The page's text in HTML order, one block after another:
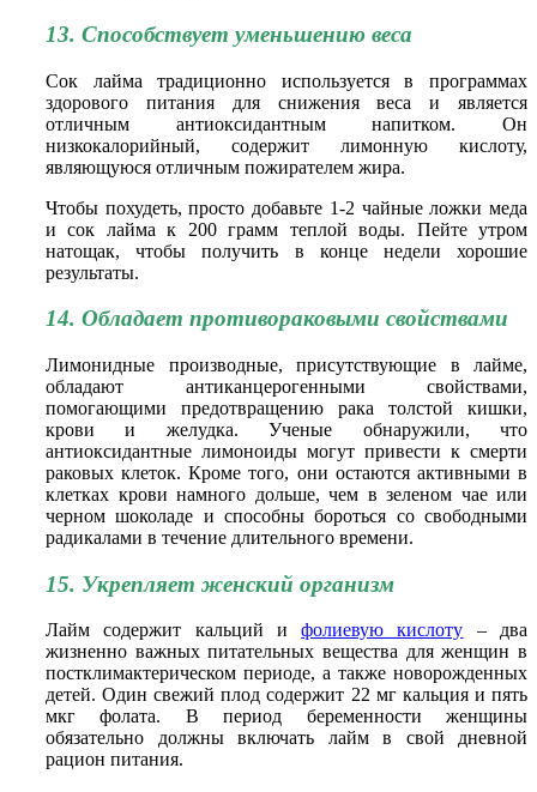
13. Способствует уменьшению веса
Сок лайма традиционно используется в программах
здорового питания для снижения веса и является
отличным антиоксидантным напитком. Он
низкокалорийный, содержит лимонную кислоту,
являющуюся отличным пожирателем жира.
Чтобы похудеть, просто добавьте 1-2 чайные ложки меда
и сок лайма к 200 грамм теплой воды. Пейте утром
натощак, чтобы получить в конце недели хорошие
результаты.
14. Обладает противораковыми свойствами
Лимонидные производные, присутствующие в лайме,
обладают антиканцерогенными свойствами,
помогающими предотвращению рака толстой кишки,
крови и желудка. Ученые обнаружили, что
антиоксидантные лимоноиды могут привести к смерти
раковых клеток. Кроме того, они остаются активными в
клетках крови намного дольше, чем в зеленом чае или
черном шоколаде и способны бороться со свободными
радикалами в течение длительного времени.
15. Укрепляет женский организм
Лайм содержит кальций ифолиевую кислоту – два
жизненно важных питательных вещества для женщин в
постклимактерическом периоде, а также новорожденных
детей. Один свежий плод содержит 22 мг кальция и пять
мкг фолата. В период беременности женщины
обязательно должны включать лайм в свой дневной
рацион питания.